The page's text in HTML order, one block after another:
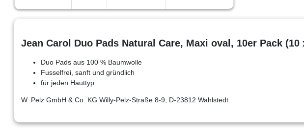
Jean Carol Duo Pads Natural Care, Maxi oval, 10er Pack (10
Duo Pads aus 100 % Baumwolle
Fusselfrei, sanft und gründlich
für jeden Hauttyp
W. Pelz GmbH & Co. KG Willy-Pelz-Straße 8-9, D-23812 Wahlstedt